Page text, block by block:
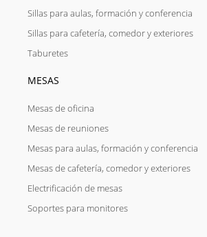
Sillas para aulas, formación y conferencia
Sillas para cafetería, comedor y exteriores
Taburetes
MESAS
Mesas de oficina
Mesas de reuniones
Mesas para aulas, formación y conferencia
Mesas de cafetería, comedor y exteriores
Electrificación de mesas
Soportes para monitores